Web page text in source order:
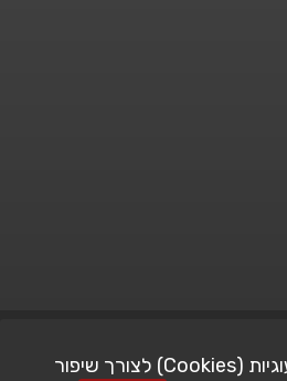
אתר זה משתמש בעוגיות (Cookies) לצורך שיפור